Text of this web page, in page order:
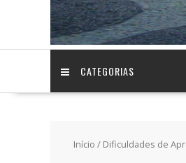
CATEGORIAS
Início / Dificuldades de